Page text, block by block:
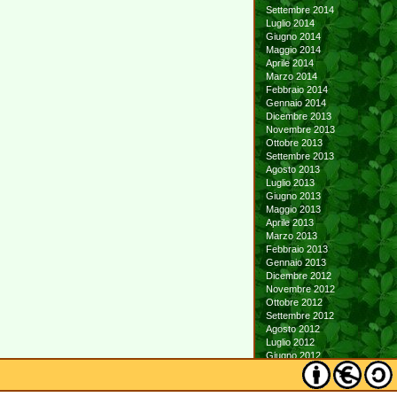
Settembre 2014
Luglio 2014
Giugno 2014
Maggio 2014
Aprile 2014
Marzo 2014
Febbraio 2014
Gennaio 2014
Dicembre 2013
Novembre 2013
Ottobre 2013
Settembre 2013
Agosto 2013
Luglio 2013
Giugno 2013
Maggio 2013
Aprile 2013
Marzo 2013
Febbraio 2013
Gennaio 2013
Dicembre 2012
Novembre 2012
Ottobre 2012
Settembre 2012
Agosto 2012
Luglio 2012
Giugno 2012
Maggio 2012
Aprile 2012